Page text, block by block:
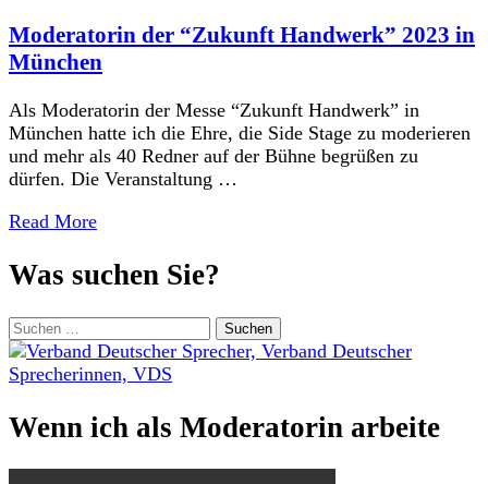
Moderatorin der “Zukunft Handwerk” 2023 in
München
Als Moderatorin der Messe “Zukunft Handwerk” in
München hatte ich die Ehre, die Side Stage zu moderieren
und mehr als 40 Redner auf der Bühne begrüßen zu
dürfen. Die Veranstaltung …
Read More
Was suchen Sie?
Suchen
nach:
Wenn ich als Moderatorin arbeite